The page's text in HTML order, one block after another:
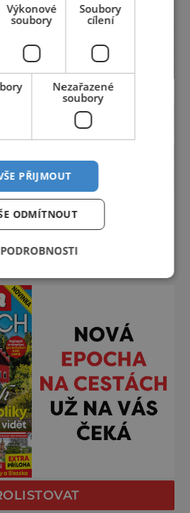
Výkonové
soubory
Soubory
cílení
Nezařazené
soubory
PŘIJMOUT
ODMÍTNOUT